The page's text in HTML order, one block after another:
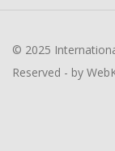
© 2025
Reserved - by